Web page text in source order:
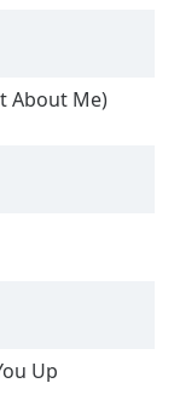
About Me)
Up